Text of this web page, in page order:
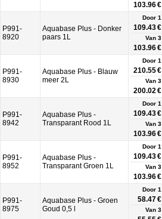
103.96 €
P991-
8920
Aquabase Plus - Donker
paars 1L
Door 1
109.43 €
Van 3
103.96 €
P991-
8930
Aquabase Plus - Blauw
meer 2L
Door 1
210.55 €
Van 3
200.02 €
P991-
8942
Aquabase Plus -
Transparant Rood 1L
Door 1
109.43 €
Van 3
103.96 €
P991-
8952
Aquabase Plus -
Transparant Groen 1L
Door 1
109.43 €
Van 3
103.96 €
P991-
8975
Aquabase Plus - Groen
Goud 0,5 l
Door 1
58.47 €
Van 3